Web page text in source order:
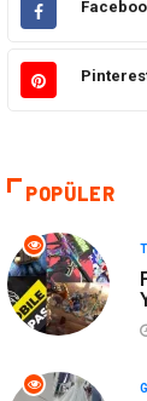
Alışveriş
Maden ve
Güzellik &
Otomotiv
POPÜLER